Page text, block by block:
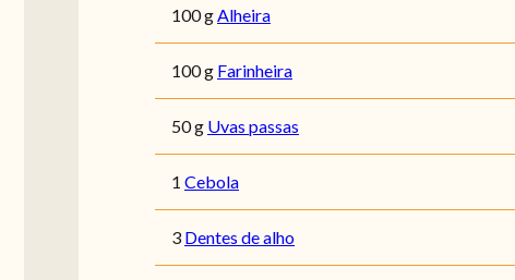
100 gAlheira
100 g Farinheira
50 g Uvas passas
1 Cebola
3 Dentes de alho